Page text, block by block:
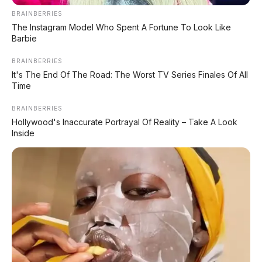
turun. Para calon pembeli tentu akan berpikir dua
kali untuk meminang mobil ini jika pada akhirnya
biaya operasional harian mereka membengkak
drastis akibat harus selalu mengisi bahan bakar
kelas premium tanpa bantuan subsidi.
📊 Perbandingan Biaya
Operasional Innova Diesel
Dulu (Solar Subsidi) Sekarang
Harga per Liter ~Rp6.800 ~Rp15.500
Isi Tangki Penuh (55L) Rp374.000 Rp852.500
Biaya per Bulan (4x isi) Rp1,49 Juta Rp3,41 Juta
BRAINBERRIES
The Instagram Model Who Spent A Fortune To Look Like
Barbie
BRAINBERRIES
It's The End Of The Road: The Worst TV Series Finales Of All
Time
BRAINBERRIES
Hollywood's Inaccurate Portrayal Of Reality – Take A Look
Inside